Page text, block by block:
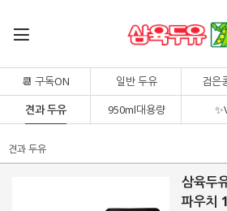
📆 구독ON 일반 두유 검은
견과 두유
950ml대용량
견과 두유
삼육두
파우치